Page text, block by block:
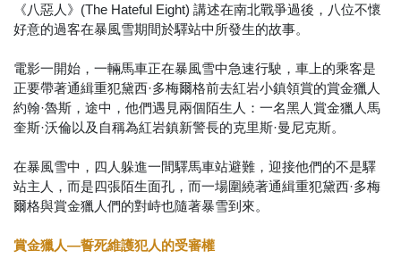
《八惡人》(The Hateful Eight) 講述在南北戰爭過後，八位不懷
好意的過客在暴風雪期間於驛站中所發生的故事。
電影一開始，一輛馬車正在暴風雪中急速行駛，車上的乘客是
正要帶著通緝重犯黛西·多梅爾格前去紅岩小鎮領賞的賞金獵人
約翰·魯斯，途中，他們遇見兩個陌生人：一名黑人賞金獵人馬
奎斯·沃倫以及自稱為紅岩鎮新警長的克里斯·曼尼克斯。
在暴風雪中，四人躲進一間驛馬車站避難，迎接他們的不是驛
站主人，而是四張陌生面孔，而一場圍繞著通緝重犯黛西·多梅
爾格與賞金獵人們的對峙也隨著暴雪到來。
賞金獵人—誓死維護犯人的受審權